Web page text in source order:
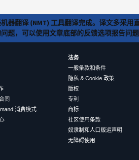
器翻译 (NMT) 工具翻译完成。译文多采用
题，可以使用文章底部的反馈选项报告问题
同
消费模式
法务
一般条款和条件
隐私 & Cookie 政策
版权
专利
商标
社区使用条款
奴隶制和人口贩运声明
无障碍使用